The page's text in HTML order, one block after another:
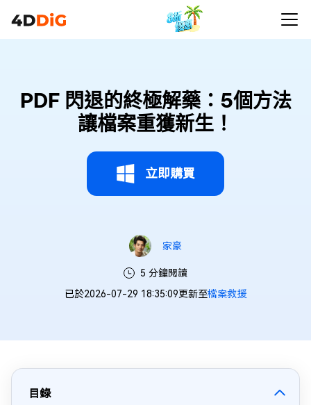
PDF 閃退的終極解藥：5個方法
讓檔案重獲新生！
立即購買
家豪
5 分鐘閱讀
已於2026-07-29 18:35:09更新至檔案救援
目錄